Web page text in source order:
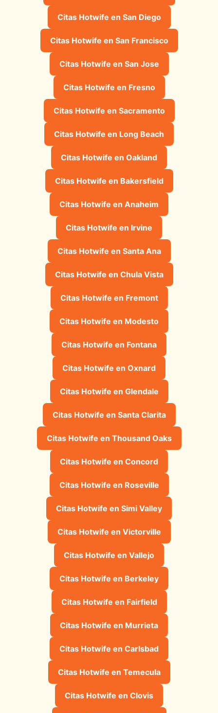
Citas Hotwife en San Diego
Citas Hotwife en San Francisco
Citas Hotwife en San Jose
Citas Hotwife en Fresno
Citas Hotwife en Sacramento
Citas Hotwife en Long Beach
Citas Hotwife en Oakland
Citas Hotwife en Bakersfield
Citas Hotwife en Anaheim
Citas Hotwife en Irvine
Citas Hotwife en Santa Ana
Citas Hotwife en Chula Vista
Citas Hotwife en Fremont
Citas Hotwife en Modesto
Citas Hotwife en Fontana
Citas Hotwife en Oxnard
Citas Hotwife en Glendale
Citas Hotwife en Santa Clarita
Citas Hotwife en Thousand Oaks
Citas Hotwife en Concord
Citas Hotwife en Roseville
Citas Hotwife en Simi Valley
Citas Hotwife en Victorville
Citas Hotwife en Vallejo
Citas Hotwife en Berkeley
Citas Hotwife en Fairfield
Citas Hotwife en Murrieta
Citas Hotwife en Carlsbad
Citas Hotwife en Temecula
Citas Hotwife en Clovis